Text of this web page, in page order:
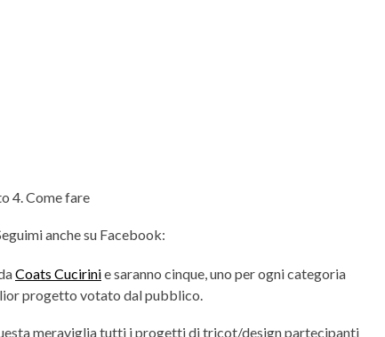
4. Come fare
anche su Facebook:
Coats Cucirinie saranno cinque, uno per ogni categoria
progetto votato dal pubblico.
meraviglia tutti i progetti di tricot/design partecipanti